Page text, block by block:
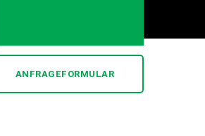
ANFRAGEFORMULAR